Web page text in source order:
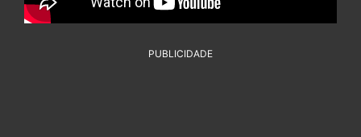
PUBLICIDADE